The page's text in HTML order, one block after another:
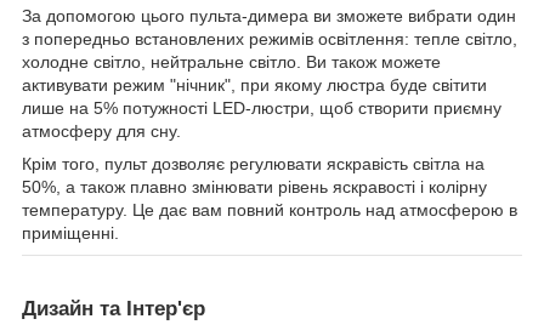
За допомогою цього пульта-димера ви зможете вибрати один
з попередньо встановлених режимів освітлення: тепле світло,
холодне світло, нейтральне світло. Ви також можете
активувати режим "нічник", при якому люстра буде світити
лише на 5% потужності LED-люстри, щоб створити приємну
атмосферу для сну.
Крім того, пульт дозволяє регулювати яскравість світла на
50%, а також плавно змінювати рівень яскравості і колірну
температуру. Це дає вам повний контроль над атмосферою в
приміщенні.
Дизайн та Інтер'єр